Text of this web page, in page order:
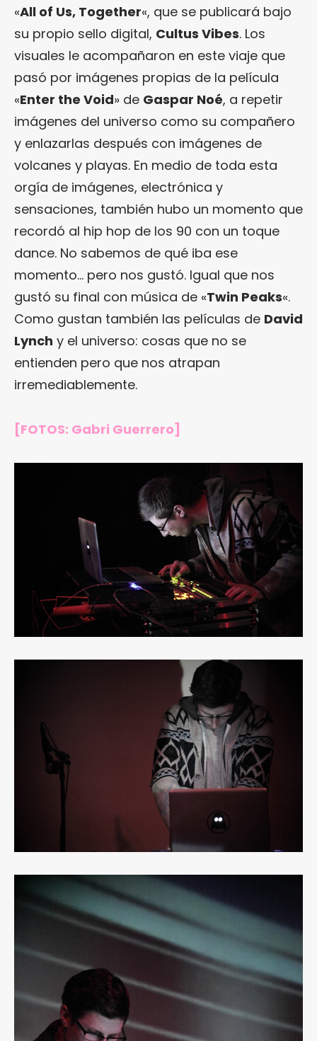
«All of Us, Together«, que se publicará bajo
su propio sello digital, Cultus Vibes. Los
visuales le acompañaron en este viaje que
pasó por imágenes propias de la película
«Enter the Void» de Gaspar Noé, a repetir
imágenes del universo como su compañero
y enlazarlas después con imágenes de
volcanes y playas. En medio de toda esta
orgía de imágenes, electrónica y
sensaciones, también hubo un momento que
recordó al hip hop de los 90 con un toque
dance. No sabemos de qué iba ese
momento… pero nos gustó. Igual que nos
gustó su final con música de «Twin Peaks«.
Como gustan también las películas de David
Lynch y el universo: cosas que no se
entienden pero que nos atrapan
irremediablemente.
[FOTOS: Gabri Guerrero]